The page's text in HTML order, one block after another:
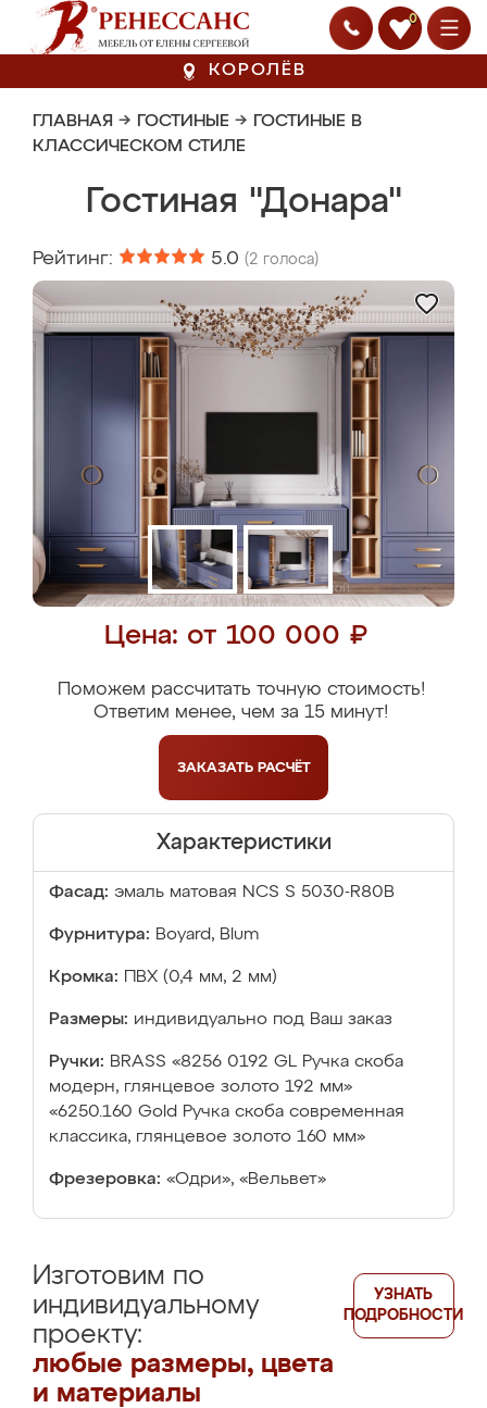
0
КОРОЛЁВ
ГЛАВНАЯ → ГОСТИНЫЕ → ГОСТИНЫЕ В
КЛАССИЧЕСКОМ СТИЛЕ
Гостиная "Донара"
Рейтинг: 5.0 (2 голоса)
Цена: от 100 000 ₽
Поможем рассчитать точную стоимость!
Ответим менее, чем за 15 минут!
ЗАКАЗАТЬ РАСЧЁТ
Характеристики
Фасад: эмаль матовая NCS S 5030-R80B
Фурнитура: Boyard, Blum
Кромка: ПВХ (0,4 мм, 2 мм)
Размеры: индивидуально под Ваш заказ
Ручки: BRASS «8256 0192 GL Ручка скоба
модерн, глянцевое золото 192 мм»
«6250.160 Gold Ручка скоба современная
классика, глянцевое золото 160 мм»
Фрезеровка: «Одри», «Вельвет»
Изготовим по
индивидуальному
проекту:
любые размеры, цвета
и материалы
УЗНАТЬ
ПОДРОБНОСТИ